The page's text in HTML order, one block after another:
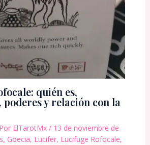
quién es,
y relación con la
ElTarotMx / 13 de noviembre de
, Goecia, Lucifer, Lucifuge Rofocale,